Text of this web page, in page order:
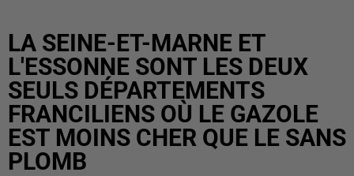
LA SEINE-ET-MARNE ET
L'ESSONNE SONT LES DEUX
SEULS DÉPARTEMENTS
FRANCILIENS OÙ LE GAZOLE
EST MOINS CHER QUE LE SANS
PLOMB